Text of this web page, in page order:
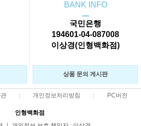
BANK INFO
ㅡ
국민은행
194601-04-087008
이상경(인형백화점)
상품 문의 게시판
개인정보처리방침 PC버전
인형백화점